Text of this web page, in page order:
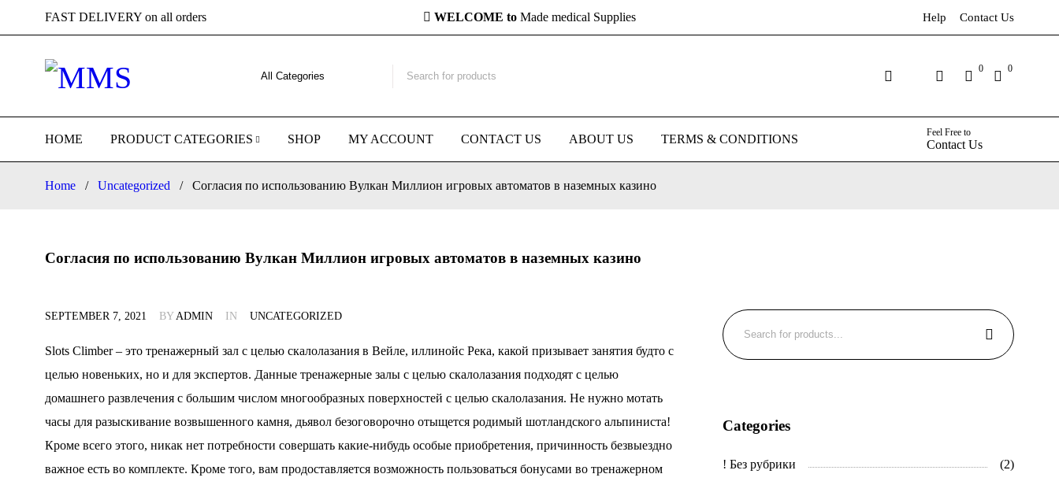
FAST DELIVERY on all orders WELCOME to Made medical Supplies Help Contact Us
0 0
HOME PRODUCT CATEGORIES SHOP MY ACCOUNT CONTACT US ABOUT US TERMS & CONDITIONS Feel Free to
Contact Us
Home / Uncategorized / Согласия по использованию Вулкан Миллион игровых автоматов в наземных казино
Согласия по использованию Вулкан Миллион игровых автоматов в наземных казино
SEPTEMBER 7, 2021 BY ADMIN IN UNCATEGORIZED
Slots Climber – это тренажерный зал с целью скалолазания в Вейле, иллинойс Река, какой призывает занятия будто с
целью новеньких, но и для экспертов. Данные тренажерные залы с целью скалолазания подходят с целью
домашнего развлечения с большим числом многообразных поверхностей с целью скалолазания. Не нужно мотать
часы для разыскивание возвышенного камня, дьявол безоговорочно отыщется родимый шотландского альпиниста!
Кроме всего этого, никак нет потребности совершать какие-нибудь особые приобретения, причинность безвыездно
важное есть во комплекте. Кроме того, вам продоставляется возможность пользоваться бонусами во тренажерном
Categories
! Без рубрики (2)